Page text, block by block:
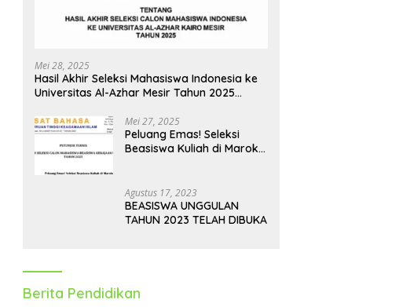
Mei 28, 2025
Hasil Akhir Seleksi Mahasiswa Indonesia ke
Universitas Al-Azhar Mesir Tahun 2025
Mei 27, 2025
Peluang Emas! Seleksi
Beasiswa Kuliah di Maroko
Agustus 17, 2023
BEASISWA UNGGULAN
TAHUN 2023 TELAH DIBUKA
Berita Pendidikan